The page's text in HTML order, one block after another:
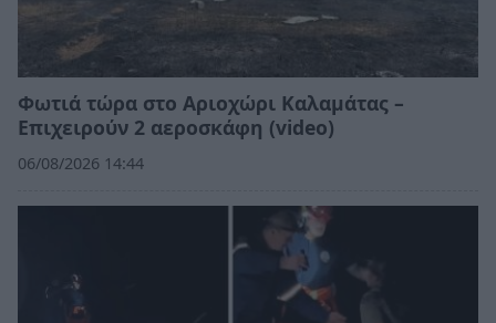
Φωτιά τώρα στο Αριοχώρι Καλαμάτας –
Επιχειρούν 2 αεροσκάφη (video)
06/08/2026 14:44